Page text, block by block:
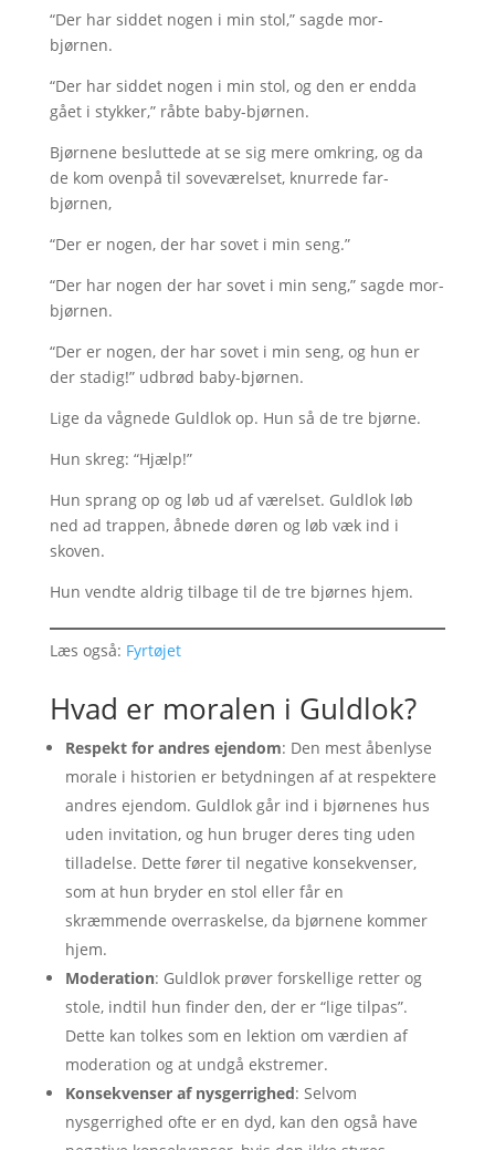
“Der har siddet nogen i min stol,” sagde mor-
bjørnen.
“Der har siddet nogen i min stol, og den er endda
gået i stykker,” råbte baby-bjørnen.
Bjørnene besluttede at se sig mere omkring, og da
de kom ovenpå til soveværelset, knurrede far-
bjørnen,
“Der er nogen, der har sovet i min seng.”
“Der har nogen der har sovet i min seng,” sagde mor-
bjørnen.
“Der er nogen, der har sovet i min seng, og hun er
der stadig!” udbrød baby-bjørnen.
Lige da vågnede Guldlok op. Hun så de tre bjørne.
Hun skreg: “Hjælp!”
Hun sprang op og løb ud af værelset. Guldlok løb
ned ad trappen, åbnede døren og løb væk ind i
skoven.
Hun vendte aldrig tilbage til de tre bjørnes hjem.
Læs også: Fyrtøjet
Hvad er moralen i Guldlok?
Respekt for andres ejendom: Den mest åbenlyse
morale i historien er betydningen af at respektere
andres ejendom. Guldlok går ind i bjørnenes hus
uden invitation, og hun bruger deres ting uden
tilladelse. Dette fører til negative konsekvenser,
som at hun bryder en stol eller får en
skræmmende overraskelse, da bjørnene kommer
hjem.
Moderation: Guldlok prøver forskellige retter og
stole, indtil hun finder den, der er “lige tilpas”.
Dette kan tolkes som en lektion om værdien af
moderation og at undgå ekstremer.
Konsekvenser af nysgerrighed: Selvom
nysgerrighed ofte er en dyd, kan den også have